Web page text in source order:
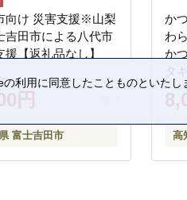
向け 災害支援※山梨
吉田市による八代市
援【返礼品なし】
円
富士吉田市
か
わ
か
タ
タ
さ
凍
ご
フ
高
利用に同意したことものといたし